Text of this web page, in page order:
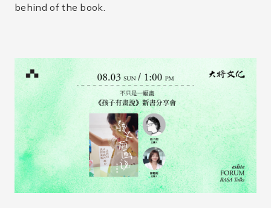
behind of the book.